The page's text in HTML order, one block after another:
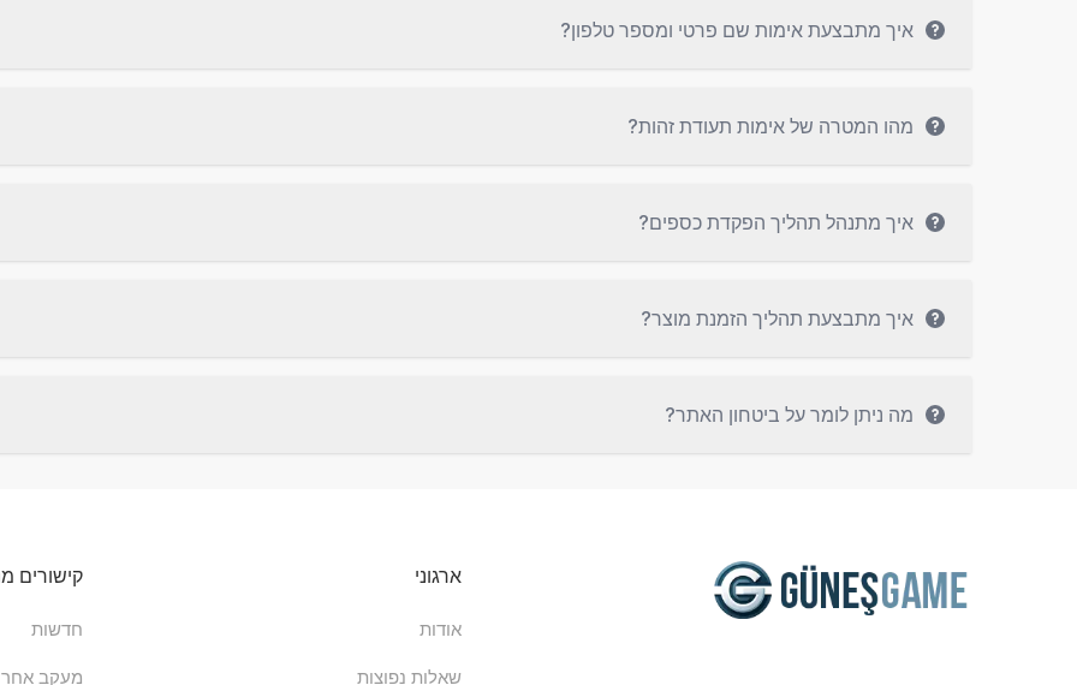
איך מתבצעת אימות שם פרטי ומספר טלפון?
מהו המטרה של אימות תעודת זהות?
איך מתנהל תהליך הפקדת כספים?
איך מתבצעת תהליך הזמנת מוצר?
מה ניתן לומר על ביטחון האתר?
ארגוני
אודות
שאלות נפוצות
קישורים
חדשות
מעקב